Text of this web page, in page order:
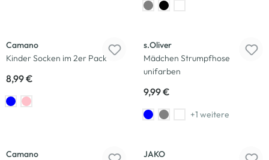
Camano
Kinder Socken im 2er Pack
8,99 €
s.Oliver
Mädchen Strumpfhose
unifarben
9,99 €
+1 weitere
Camano
JAKO